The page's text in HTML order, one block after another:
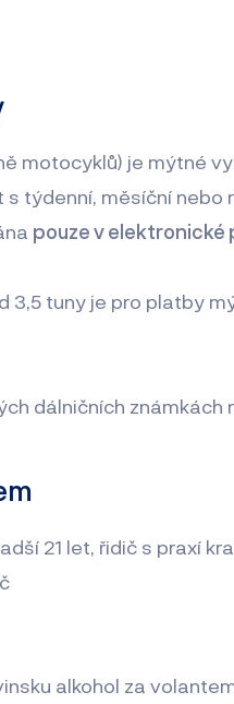
motocyklů) je mýtné
s týdenní, měsíční nebo
pouze v elektronické
3,5 tuny je pro platby
dálničních známkách
21 let, řidič s praxí
alkohol za